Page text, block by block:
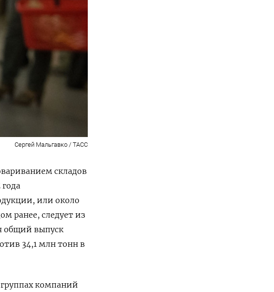
Сергей Мальгавко / ТАСС
складов
или около
ранее, следует из
общий выпуск
34,1 млн тонн в
компаний